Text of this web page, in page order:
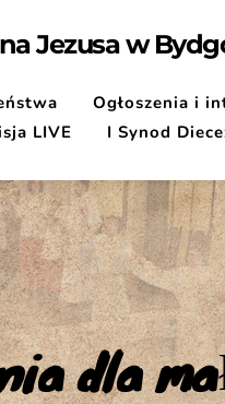
Jezusa w
Ogłoszenia i
LIVE I Synod
dla